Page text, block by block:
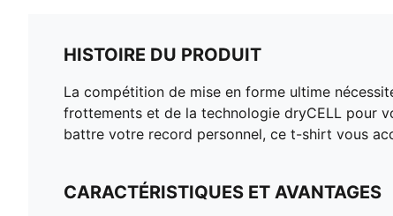
HISTOIRE DU PRODUIT
La compétition de mise en forme ultime
frottements et de la technologie dryCELL pour
battre votre record personnel, ce t-shirt vous
CARACTÉRISTIQUES ET AVANTAGES